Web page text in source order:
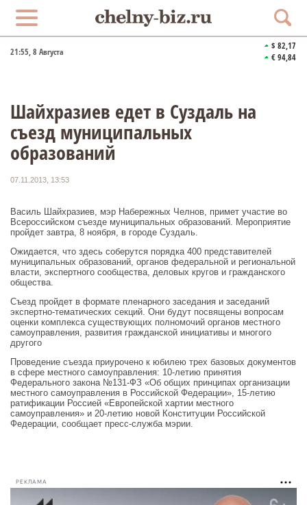
21:55, 8 Августа
$ 82,17
€ 94,84
Шайхразиев едет в Суздаль на
съезд муниципальных
образований
07.11.2013, 13:53
Василь Шайхразиев, мэр Набережных Челнов, примет участие во
Всероссийском съезде муниципальных образований. Мероприятие
пройдет завтра, 8 ноября, в городе Суздаль.
Ожидается, что здесь соберутся порядка 400 представителей
муниципальных образований, органов федеральной и региональной
власти, экспертного сообщества, деловых кругов и гражданского
общества.
Съезд пройдет в формате пленарного заседания и заседаний
экспертно-тематических секций. Они будут посвящены вопросам
оценки комплекса существующих полномочий органов местного
самоуправления, развития гражданской инициативы и многого
другого
Проведение съезда приурочено к юбилею трех базовых документов
в сфере местного самоуправления: 10-летию принятия
Федерального закона №131-ФЗ «Об общих принципах организации
местного самоуправления в Российской Федерации», 15-летию
ратификации Россией «Европейской хартии местного
самоуправления» и 20-летию новой Конституции Российской
Федерации, сообщает пресс-служба мэрии.
РЕКЛАМА